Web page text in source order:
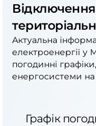
Актуальна
електроенергії у
погодинні
енергосистеми на
Графік